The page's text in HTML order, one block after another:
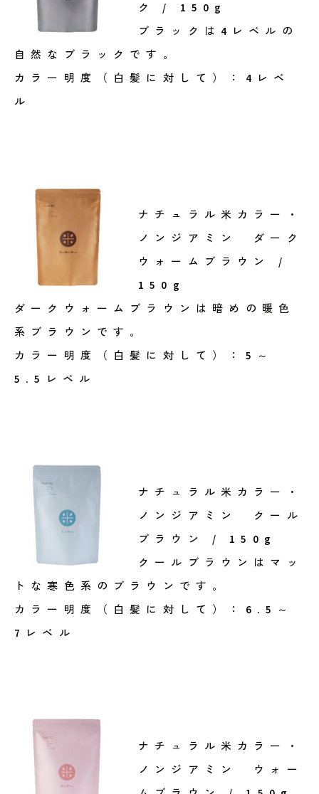
ク / 150g
ブラックは4レベルの
自然なブラックです。
カラー明度（白髪に対して）：4レベ
ル
ナチュラル米カラー・
ノンジアミン ダーク
ウォームブラウン /
150g
ダークウォームブラウンは暗めの暖色
系ブラウンです。
カラー明度（白髪に対して）：5～
5.5レベル
ナチュラル米カラー・
ノンジアミン クール
ブラウン / 150g
クールブラウンはマッ
トな寒色系のブラウンです。
カラー明度（白髪に対して）：6.5～
7レベル
ナチュラル米カラー・
ノンジアミン ウォー